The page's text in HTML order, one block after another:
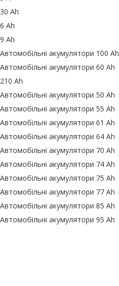
30 Ah
6 Ah
9 Ah
Автомобільні акумулятори 100 Ah
Автомобільні акумулятори 60 Ah
210 Ah
Автомобільні акумулятори 50 Ah
Автомобільні акумулятори 55 Ah
Автомобільні акумулятори 61 Ah
Автомобільні акумулятори 64 Ah
Автомобільні акумулятори 70 Ah
Автомобільні акумулятори 74 Ah
Автомобільні акумулятори 75 Ah
Автомобільні акумулятори 77 Ah
Автомобільні акумулятори 85 Ah
Автомобільні акумулятори 95 Ah